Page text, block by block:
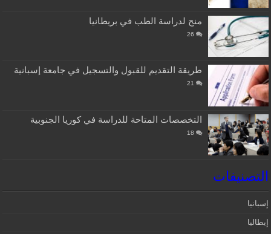
منح لدراسة الطب في بريطانيا
26
طريقة التقديم للقبول والتسجيل في جامعة إسبانية
21
التخصصات المتاحة للدراسة في كوريا الجنوبية
18
التصنيفات
إسبانيا‎
إيطاليا